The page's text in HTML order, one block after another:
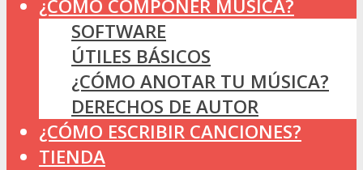
¿CÓMO COMPONER MUSICA?
SOFTWARE
ÚTILES BÁSICOS
¿CÓMO ANOTAR TU MÚSICA?
DERECHOS DE AUTOR
¿CÓMO ESCRIBIR CANCIONES?
TIENDA